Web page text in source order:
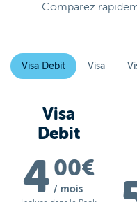
Comparez
Visa Debit Visa
Visa
Debit
400€
/ mois